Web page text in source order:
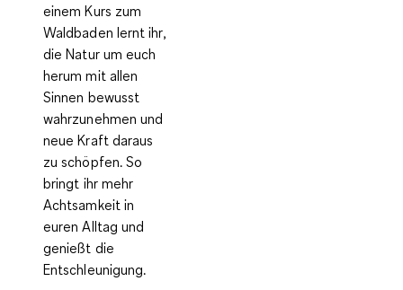
einem Kurs zum
Waldbaden lernt ihr,
die Natur um euch
herum mit allen
Sinnen bewusst
wahrzunehmen und
neue Kraft daraus
zu schöpfen. So
bringt ihr mehr
Achtsamkeit in
euren Alltag und
genießt die
Entschleunigung.